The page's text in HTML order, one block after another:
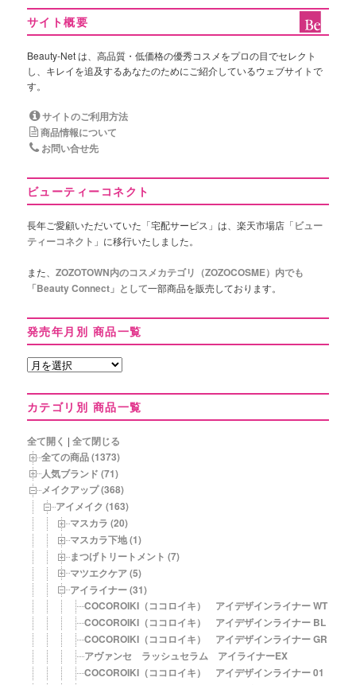
サイト概要
Beauty-Net は、高品質・低価格の優秀コスメをプロの目でセレクト
し、キレイを追及するあなたのためにご紹介しているウェブサイトで
す。
サイトのご利用方法
商品情報について
お問い合せ先
ビューティーコネクト
長年ご愛顧いただいていた「宅配サービス」は、楽天市場店「ビュー
ティーコネクト 」に移行いたしました。
また、ZOZOTOWN内のコスメカテゴリ（ZOZOCOSME）内でも
「Beauty Connect」として一部商品を販売しております。
発売年月別 商品一覧
発
年
月
別
商
品
一
覧
カテゴリ別 商品一覧
全て開く |全て閉じる
全ての商品 (1373)
人気ブランド (71)
メイクアップ (368)
アイメイク (163)
マスカラ (20)
マスカラ下地 (1)
まつげトリートメント (7)
マツエクケア (5)
アイライナー (31)
COCOROIKI（ココロイキ） アイデザインライナー WT グ
COCOROIKI（ココロイキ） アイデザインライナー BL ブル
COCOROIKI（ココロイキ） アイデザインライナー GR ペ
アヴァンセ ラッシュセラム アイライナーEX
COCOROIKI（ココロイキ） アイデザインライナー 01 ミス